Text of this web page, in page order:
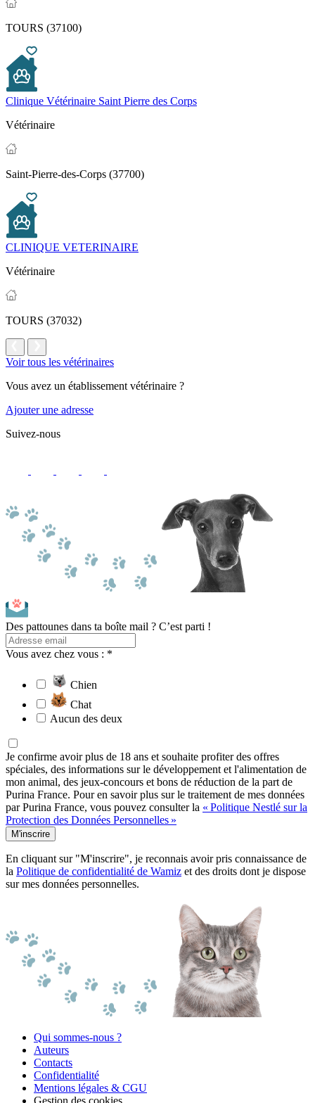
TOURS (37100)
Clinique Vétérinaire Saint Pierre des Corps
Vétérinaire
Saint-Pierre-des-Corps (37700)
CLINIQUE VETERINAIRE
Vétérinaire
TOURS (37032)
Voir tous les vétérinaires
Vous avez un établissement vétérinaire ?
Ajouter une adresse
Suivez-nous
Des pattounes dans ta boîte mail ? C’est parti !
Vous avez chez vous : *
Chien
Chat
Aucun des deux
Je confirme avoir plus de 18 ans et souhaite profiter des offres
spéciales, des informations sur le développement et l'alimentation de
mon animal, des jeux-concours et bons de réduction de la part de
Purina France. Pour en savoir plus sur le traitement de mes données
par Purina France, vous pouvez consulter la « Politique Nestlé sur la
Protection des Données Personnelles »
M'inscrire
En cliquant sur "M'inscrire", je reconnais avoir pris connaissance de
la Politique de confidentialité de Wamiz et des droits dont je dispose
sur mes données personnelles.
Qui sommes-nous ?
Auteurs
Contacts
Confidentialité
Mentions légales & CGU